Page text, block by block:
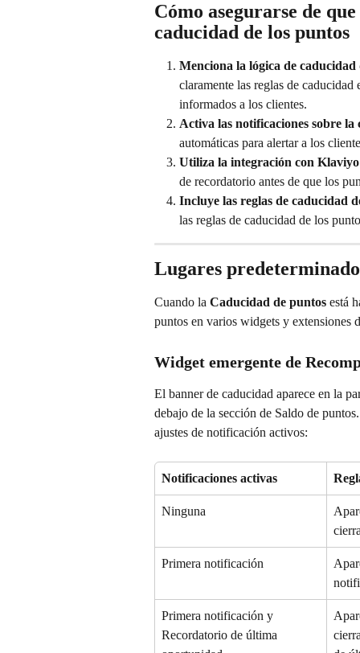
Cómo asegurarse de
caducidad de los puntos
Menciona la lógica de
claramente las reglas de
informados a los clientes.
Activa las notificaciones sobre la
automáticas para alertar a los
Utiliza la integración con
de recordatorio antes de que los
Incluye las reglas de caducidad
las reglas de caducidad de los
Lugares
Cuando la Caducidad de puntos está
puntos en varios widgets y extensiones
Widget emergente de
El banner de caducidad aparece en la
debajo de la sección de Saldo de
ajustes de notificación activos:
Notificaciones activas
Ninguna
Primera notificación
Primera notificación y
Recordatorio de última